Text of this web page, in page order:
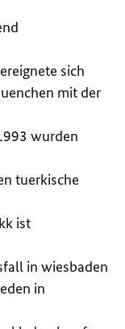
sich
mit der
wurden
tuerkische
ist
in wiesbaden
in